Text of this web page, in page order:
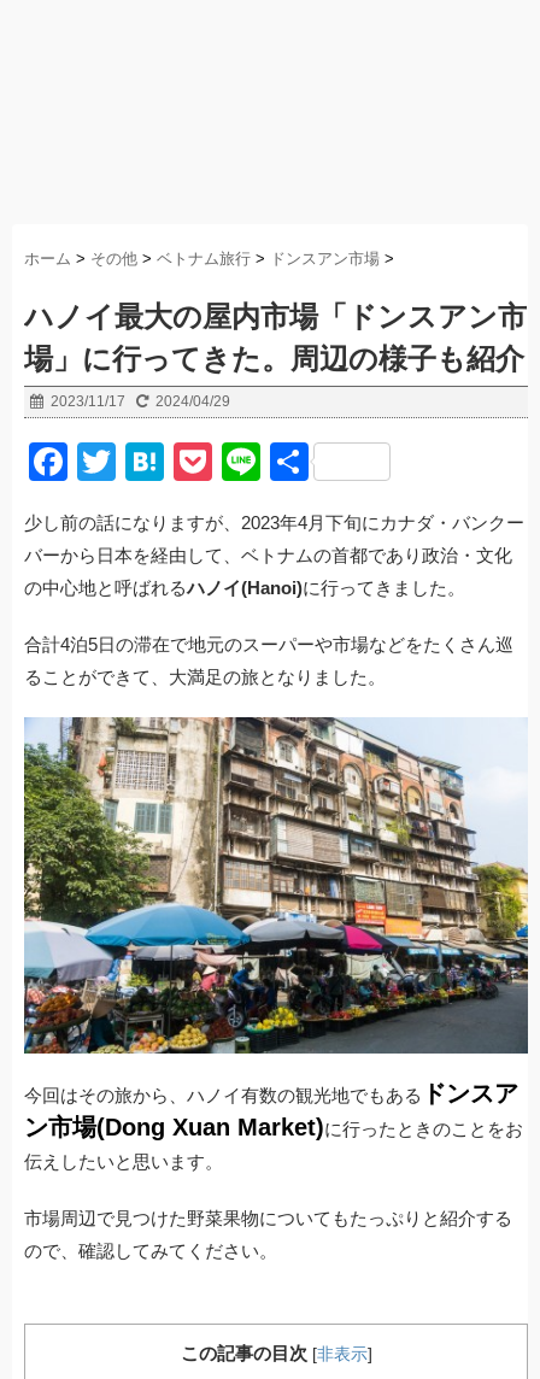
ホーム > その他 > ベトナム旅行 > ドンスアン市場 >
ハノイ最大の屋内市場「ドンスアン市
場」に行ってきた。周辺の様子も紹介
2023/11/17 2024/04/29
F
c
e
o
o
k
T
tt
er
H
e
n
P
ck
et
Li
e
共
少し前の話になりますが、2023年4月下旬にカナダ・バンクー
バーから日本を経由して、ベトナムの首都であり政治・文化
の中心地と呼ばれるハノイ(Hanoi)に行ってきました。
合計4泊5日の滞在で地元のスーパーや市場などをたくさん巡
ることができて、大満足の旅となりました。
今回はその旅から、ハノイ有数の観光地でもある ドンスア
ン市場(Dong Xuan Market)に行ったときのことをお
伝えしたいと思います。
市場周辺で見つけた野菜果物についてもたっぷりと紹介する
ので、確認してみてください。
この記事の目次 [非表示]